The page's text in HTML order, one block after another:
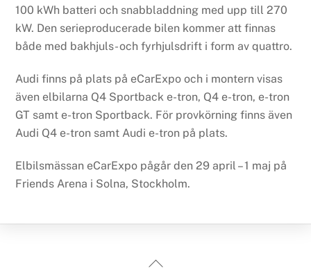
100 kWh batteri och snabbladdning med upp till 270
kW. Den serieproducerade bilen kommer att finnas
både med bakhjuls- och fyrhjulsdrift i form av quattro.
Audi finns på plats på eCarExpo och i montern visas
även elbilarna Q4 Sportback e-tron, Q4 e-tron, e-tron
GT samt e-tron Sportback. För provkörning finns även
Audi Q4 e-tron samt Audi e-tron på plats.
Elbilsmässan eCarExpo pågår den 29 april – 1 maj på
Friends Arena i Solna, Stockholm.
Back